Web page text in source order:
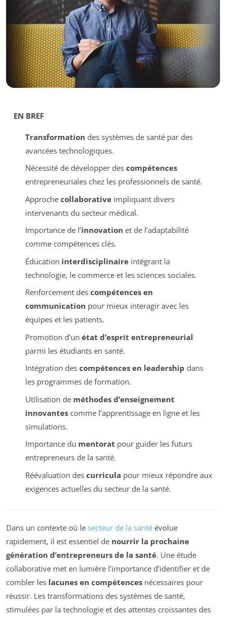
EN BREF
Transformation des systèmes de santé par des
avancées technologiques.
Nécessité de développer des compétences
entrepreneuriales chez les professionnels de santé.
Approche collaborativeimpliquant divers
intervenants du secteur médical.
Importance de l’innovation et de l’adaptabilité
comme compétences clés.
Éducation interdisciplinaireintégrant la
technologie, le commerce et les sciences sociales.
Renforcement des compétences en
communication pour mieux interagir avec les
équipes et les patients.
Promotion d’un état d’esprit entrepreneurial
parmi les étudiants en santé.
Intégration des compétences en leadership dans
les programmes de formation.
Utilisation de méthodes d’enseignement
innovantescomme l’apprentissage en ligne et les
simulations.
Importance du mentorat pour guider les futurs
entrepreneurs de la santé.
Réévaluation des curricula pour mieux répondre aux
exigences actuelles du secteur de la santé.
Dans un contexte où le secteur de la santé évolue
rapidement, il est essentiel de nourrir la prochaine
génération d’entrepreneurs de la santé. Une étude
collaborative met en lumière l’importance d’identifier et de
combler les lacunes en compétences nécessaires pour
réussir. Les transformations des systèmes de santé,
stimulées par la technologie et des attentes croissantes des